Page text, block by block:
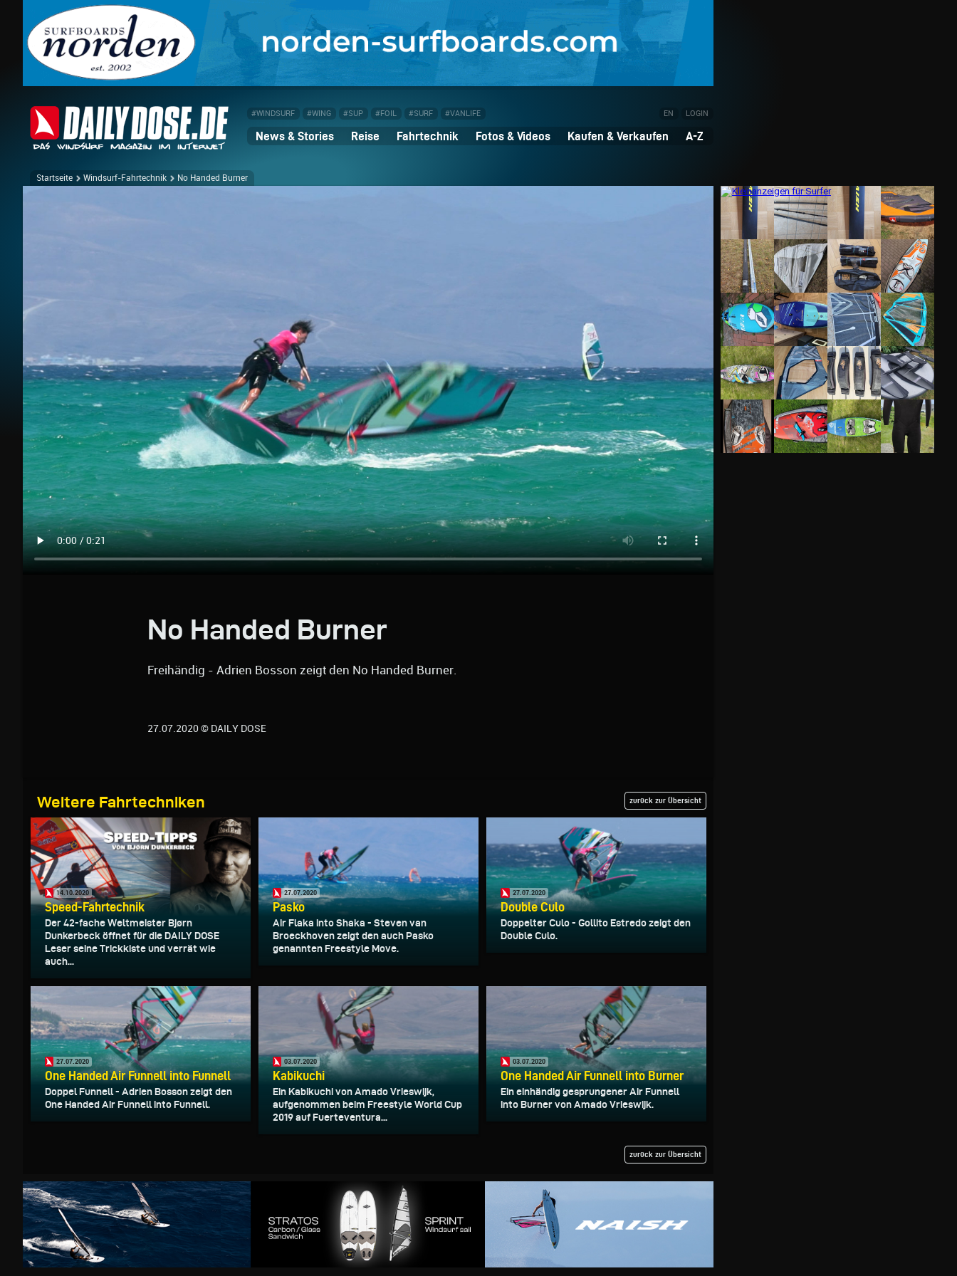
#WINDSURF #WING #SUP #FOIL #SURF #VANLIFE EN LOGIN
News & Stories Reise Fahrtechnik Fotos & Videos Kaufen & Verkaufen A-Z
Startseite Windsurf-Fahrtechnik No Handed Burner
No Handed Burner
Freihändig - Adrien Bosson zeigt den No Handed Burner.
27.07.2020 © DAILY DOSE
Weitere Fahrtechniken zurück zur Übersicht
14.10.2020
Speed-Fahrtechnik
Der 42-fache Weltmeister Bjørn
Dunkerbeck öffnet für die DAILY DOSE
Leser seine Trickkiste und verrät wie
auch...
27.07.2020
Pasko
Air Flaka into Shaka - Steven van
Broeckhoven zeigt den auch Pasko
genannten Freestyle Move.
27.07.2020
Double Culo
Doppelter Culo - Gollito Estredo zeigt den
Double Culo.
27.07.2020
One Handed Air Funnell into Funnell
Doppel Funnell - Adrien Bosson zeigt den
One Handed Air Funnell into Funnell.
03.07.2020
Kabikuchi
Ein Kabikuchi von Amado Vrieswijk,
aufgenommen beim Freestyle World Cup
2019 auf Fuerteventura...
03.07.2020
One Handed Air Funnell into Burner
Ein einhändig gesprungener Air Funnell
into Burner von Amado Vrieswijk.
zurück zur Übersicht